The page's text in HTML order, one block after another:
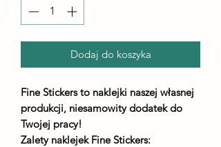
Dodaj do koszyka
Fine Stickers to naklejki naszej własnej
produkcji, niesamowity dodatek do
Twojej pracy!
Zalety naklejek Fine Stickers: